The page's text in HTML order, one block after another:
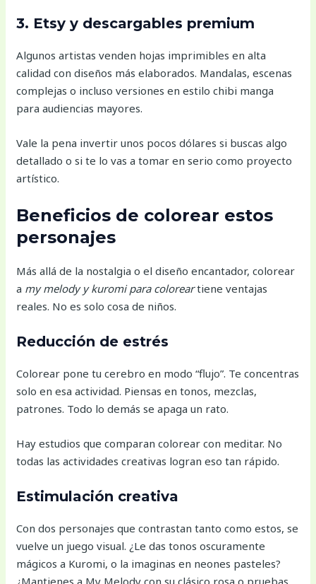
3. Etsy y descargables premium
Algunos artistas venden hojas imprimibles en alta
calidad con diseños más elaborados. Mandalas, escenas
complejas o incluso versiones en estilo chibi manga
para audiencias mayores.
Vale la pena invertir unos pocos dólares si buscas algo
detallado o si te lo vas a tomar en serio como proyecto
artístico.
Beneficios de colorear estos
personajes
Más allá de la nostalgia o el diseño encantador, colorear
a my melody y kuromi para coloreartiene ventajas
reales. No es solo cosa de niños.
Reducción de estrés
Colorear pone tu cerebro en modo “flujo”. Te concentras
solo en esa actividad. Piensas en tonos, mezclas,
patrones. Todo lo demás se apaga un rato.
Hay estudios que comparan colorear con meditar. No
todas las actividades creativas logran eso tan rápido.
Estimulación creativa
Con dos personajes que contrastan tanto como estos, se
vuelve un juego visual. ¿Le das tonos oscuramente
mágicos a Kuromi, o la imaginas en neones pasteles?